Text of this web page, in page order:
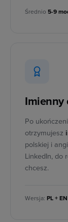
Średnio 5-9
Imienny
Po
otrzymujesz
polskiej i
LinkedIn, do
chcesz.
Wersja: PL + EN